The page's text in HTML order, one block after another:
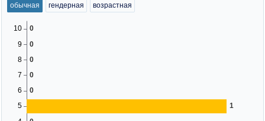
обычная
гендерная возрастная